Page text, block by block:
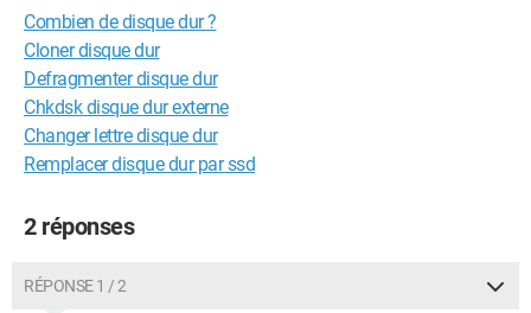
Combien de disque dur ?
Cloner disque dur
Defragmenter disque dur
Chkdsk disque dur externe
Changer lettre disque dur
Remplacer disque dur par ssd
2 réponses
RÉPONSE 1 / 2